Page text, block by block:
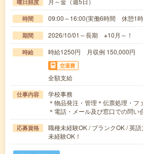
曜日頻度
時間 09:00～16:00(実働6時間 休憩1
期間 2026/10/01～長期 ※10月～！
時給 時給1250円 月収例 150,000円
交通費
全額支給
仕事内容
学校事務
＊物品発注・管理＊伝票処理・
＊電話・メール及び窓口での問
応募資格
職種未経験OK / ブランクOK / 英
未経験OK！